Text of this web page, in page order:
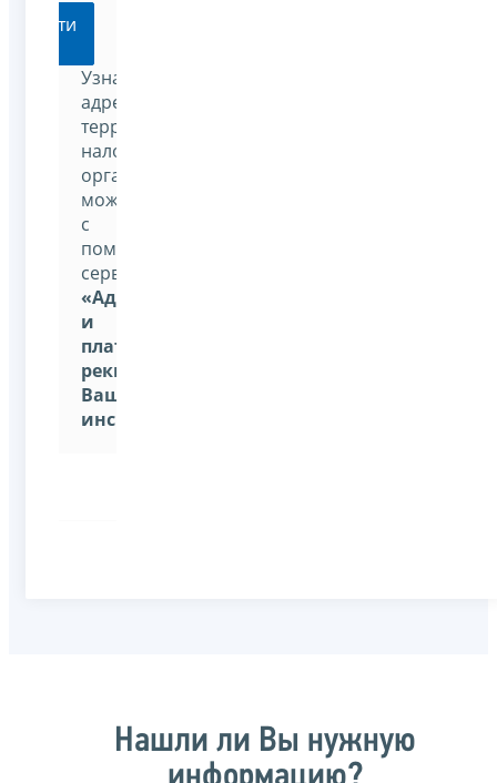
Перейти
Узнать
адрес
территориального
налогового
органа
можно
с
помощью
сервиса:
«Адрес
и
платежные
реквизиты
Вашей
инспекции»
Нашли ли Вы нужную